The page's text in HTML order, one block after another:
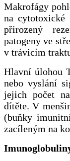
Makrofágy
na cytotoxické
přirozený
patogeny ve
v trávicím
Hlavní úlohou
nebo vyslání
jejich počet
dítěte. V
(buňky
zacíleným na